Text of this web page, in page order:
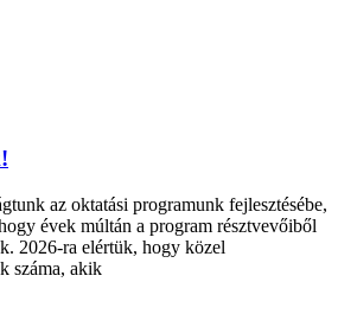
az oktatási programunk fejlesztésébe,
évek múltán a program résztvevőiből
2026-ra elértük, hogy közel
száma, akik